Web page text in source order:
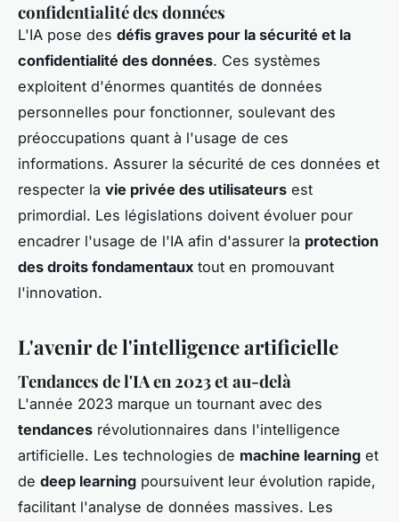
confidentialité des données
L'IA pose des défis graves pour la sécurité et la
confidentialité des données. Ces systèmes
exploitent d'énormes quantités de données
personnelles pour fonctionner, soulevant des
préoccupations quant à l'usage de ces
informations. Assurer la sécurité de ces données et
respecter la vie privée des utilisateurs est
primordial. Les législations doivent évoluer pour
encadrer l'usage de l'IA afin d'assurer la protection
des droits fondamentaux tout en promouvant
l'innovation.
L'avenir de l'intelligence artificielle
Tendances de l'IA en 2023 et au-delà
L'année 2023 marque un tournant avec des
tendances révolutionnaires dans l'intelligence
artificielle. Les technologies de machine learning et
de deep learning poursuivent leur évolution rapide,
facilitant l'analyse de données massives. Les